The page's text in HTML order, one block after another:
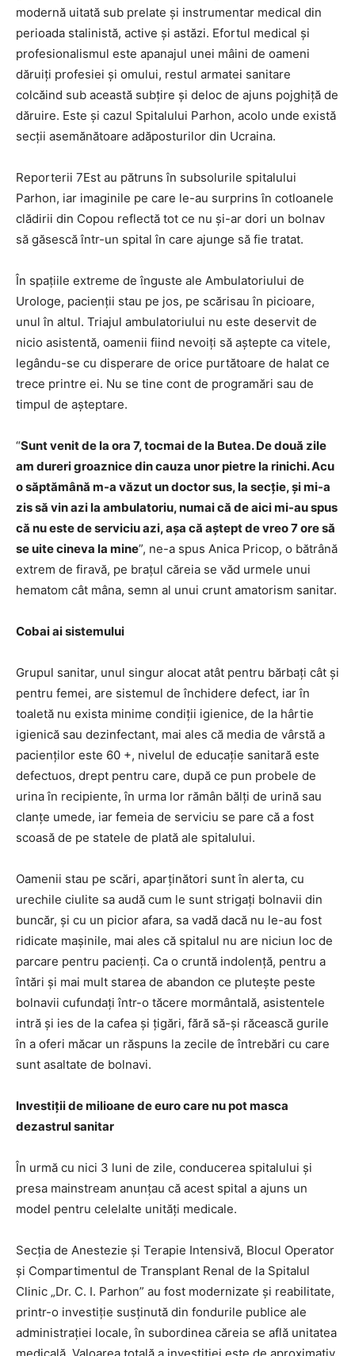
modernă uitată sub prelate și instrumentar medical din
perioada stalinistă, active și astăzi. Efortul medical și
profesionalismul este apanajul unei mâini de oameni
dăruiți profesiei și omului, restul armatei sanitare
colcăind sub această subțire și deloc de ajuns pojghiță de
dăruire. Este și cazul Spitalului Parhon, acolo unde există
secții asemănătoare adăposturilor din Ucraina.
Reporterii 7Est au pătruns în subsolurile spitalului
Parhon, iar imaginile pe care le-au surprins în cotloanele
clădirii din Copou reflectă tot ce nu și-ar dori un bolnav
să găsescă într-un spital în care ajunge să fie tratat.
În spațiile extreme de înguste ale Ambulatoriului de
Urologe, pacienții stau pe jos, pe scărisau în picioare,
unul în altul. Triajul ambulatoriului nu este deservit de
nicio asistentă, oamenii fiind nevoiți să aștepte ca vitele,
legându-se cu disperare de orice purtătoare de halat ce
trece printre ei. Nu se tine cont de programări sau de
timpul de așteptare.
“Sunt venit de la ora 7, tocmai de la Butea. De două zile
am dureri groaznice din cauza unor pietre la rinichi. Acu
o săptămână m-a văzut un doctor sus, la secție, și mi-a
zis să vin azi la ambulatoriu, numai că de aici mi-au spus
că nu este de serviciu azi, așa că aștept de vreo 7 ore să
se uite cineva la mine”, ne-a spus Anica Pricop, o bătrână
extrem de firavă, pe brațul căreia se văd urmele unui
hematom cât mâna, semn al unui crunt amatorism sanitar.
Cobai ai sistemului
Grupul sanitar, unul singur alocat atât pentru bărbați cât și
pentru femei, are sistemul de închidere defect, iar în
toaletă nu exista minime condiții igienice, de la hârtie
igienică sau dezinfectant, mai ales că media de vârstă a
pacienților este 60 +, nivelul de educație sanitară este
defectuos, drept pentru care, după ce pun probele de
urina în recipiente, în urma lor rămân bălți de urină sau
clanțe umede, iar femeia de serviciu se pare că a fost
scoasă de pe statele de plată ale spitalului.
Oamenii stau pe scări, aparținători sunt în alerta, cu
urechile ciulite sa audă cum le sunt strigați bolnavii din
buncăr, și cu un picior afara, sa vadă dacă nu le-au fost
ridicate mașinile, mai ales că spitalul nu are niciun loc de
parcare pentru pacienți. Ca o cruntă indolență, pentru a
întări și mai mult starea de abandon ce plutește peste
bolnavii cufundați într-o tăcere mormântală, asistentele
intră și ies de la cafea și țigări, fără să-și răcească gurile
în a oferi măcar un răspuns la zecile de întrebări cu care
sunt asaltate de bolnavi.
Investiții de milioane de euro care nu pot masca
dezastrul sanitar
În urmă cu nici 3 luni de zile, conducerea spitalului și
presa mainstream anunțau că acest spital a ajuns un
model pentru celelalte unități medicale.
Secţia de Anestezie şi Terapie Intensivă, Blocul Operator
şi Compartimentul de Transplant Renal de la Spitalul
Clinic „Dr. C. I. Parhon” au fost modernizate şi reabilitate,
printr-o investiţie susţinută din fondurile publice ale
administrației locale, în subordinea căreia se află unitatea